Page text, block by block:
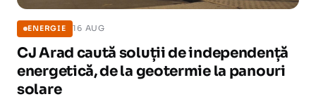
ENERGIE 16 AUG
CJ Arad caută soluții de independență
energetică, de la geotermie la panouri
solare